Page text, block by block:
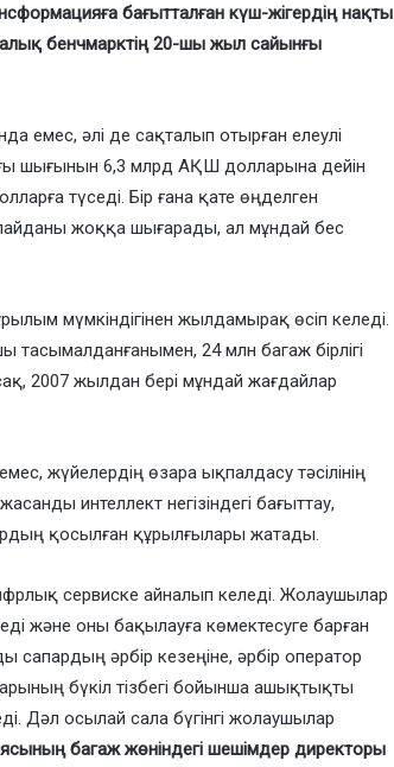
бағытталған күш-жігердің нақты
бенчмарктің 20-шы жыл сайынғы
емес, әлі де сақталып отырған елеулі
шығынын 6,3 млрд АҚШ долларына дейін
түседі. Бір ғана қате өңделген
жоққа шығарады, ал мұндай бес
мүмкіндігінен жылдамырақ өсіп келеді.
24 млн багаж бірлігі
2007 жылдан бері мұндай жағдайлар
жүйелердің өзара ықпалдасу тәсілінің
интеллект негізіндегі бағыттау,
қосылған құрылғылары жатады.
сервиске айналып келеді. Жолаушылар
және оны бақылауға көмектесуге барған
сапардың әрбір кезеңіне, әрбір оператор
бүкіл тізбегі бойынша ашықтықты
Дәл осылай сала бүгінгі жолаушылар
багаж жөніндегі шешімдер директоры